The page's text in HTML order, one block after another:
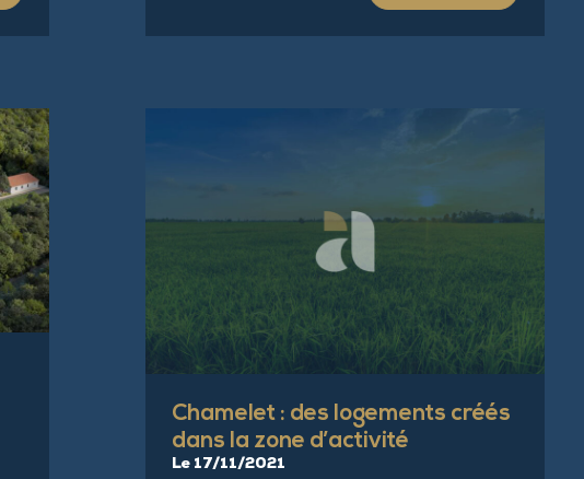
Chamelet : des logements créés
dans la zone d’activité
Le 17/11/2021